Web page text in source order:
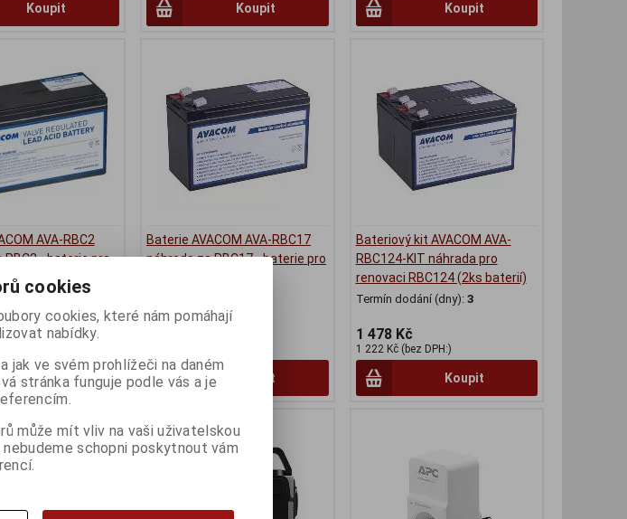
Koupit Koupit Koupit
AVA-RBC2
RBC2 - baterie pro
Koupit
Baterie AVACOM AVA-RBC17
náhrada za RBC17 - baterie pro
Koupit
Bateriový kit AVACOM AVA-
RBC124-KIT náhrada pro
renovaci RBC124 (2ks baterií)
Termín dodání (dny): 3
1 478 Kč
1 222 Kč (bez DPH:)
Koupit
cookies
cookies, které nám pomáhají
nabídky.
jak ve svém prohlížeči na daném
stránka funguje podle vás a je
může mít vliv na vaši uživatelskou
schopni poskytnout vám